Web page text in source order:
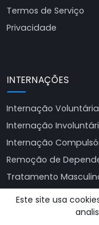
Termos de Serviço
Privacidade
INTERNAÇÕES
Internação Voluntária
Internação
Internação
Remoção de
Tratamento
Tratamento Feminino
Ver todas as clínicas
Este site usa